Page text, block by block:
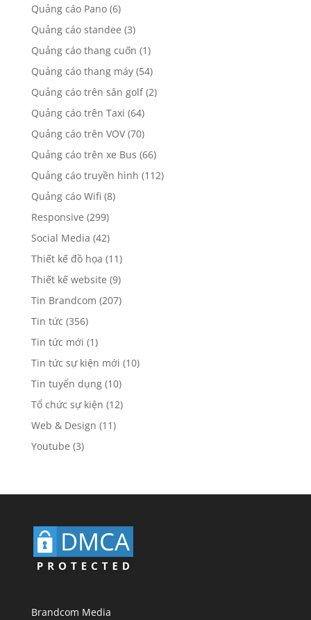
Quảng cáo Pano(6)
Quảng cáo standee (3)
Quảng cáo thang cuốn (1)
Quảng cáo thang máy(54)
Quảng cáo trên sân golf(2)
Quảng cáo trên Taxi (64)
Quảng cáo trên VOV(70)
Quảng cáo trên xe Bus (66)
Quảng cáo truyền hình (112)
Quảng cáo Wifi (8)
Responsive (299)
Social Media (42)
Thiết kế đồ họa (11)
Thiết kế website (9)
Tin Brandcom (207)
Tin tức (356)
Tin tức mới (1)
Tin tức sự kiện mới (10)
Tin tuyển dụng(10)
Tổ chức sự kiện (12)
Web & Design (11)
Youtube (3)
Brandcom Media